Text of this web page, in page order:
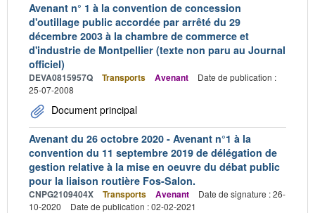
Avenant n° 1 à la convention de concession
d'outillage public accordée par arrêté du 29
décembre 2003 à la chambre de commerce et
d'industrie de Montpellier (texte non paru au Journal
officiel)
DEVA0815957Q Transports Avenant
Date de publication :
25-07-2008
Document principal
Avenant du 26 octobre 2020 - Avenant n°1 à la
convention du 11 septembre 2019 de délégation de
gestion relative à la mise en oeuvre du débat public
pour la liaison routière Fos-Salon.
CNPG2109404X Transports Avenant
Date de signature : 26-
10-2020
Date de publication : 02-02-2021